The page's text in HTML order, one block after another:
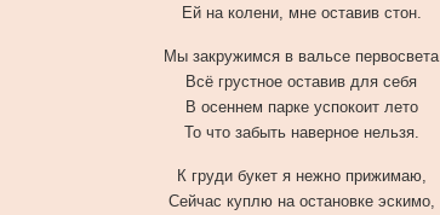
Ей на колени, мне оставив стон.
Мы закружимся в вальсе первосвета
Всё грустное оставив для себя
В осеннем парке успокоит лето
То что забыть наверное нельзя.
К груди букет я нежно прижимаю,
Сейчас куплю на остановке эскимо,